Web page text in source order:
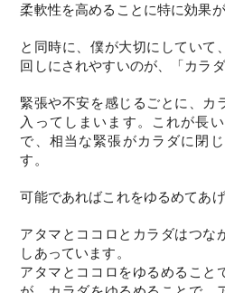
柔軟性を高めることに特に効果が
と同時に、僕が大切にしていて
回しにされやすいのが、「カラ
緊張や不安を感じるごとに、カ
入ってしまいます。これが長
で、相当な緊張がカラダに閉
す。
可能であればこれをゆるめてあげ
アタマとココロとカラダはつな
しあっています。
アタマとココロをゆるめること